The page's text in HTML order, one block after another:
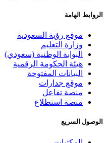
الروابط الهامة
موقع رؤية السعودية
وزارة التعليم
البوابة الوطنية (سعودي)
هيئة الحكومة الرقمية
البيانات المفتوحة
موقع جدارات
منصة تفاعل
منصة استطلاع
الوصول السريع